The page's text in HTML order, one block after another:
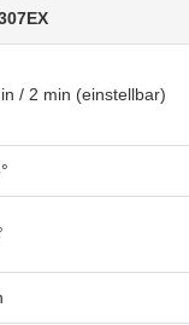
/ 2 min (einstellbar)